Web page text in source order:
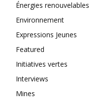
Énergies renouvelables
Environnement
Expressions Jeunes
Featured
Initiatives vertes
Interviews
Mines